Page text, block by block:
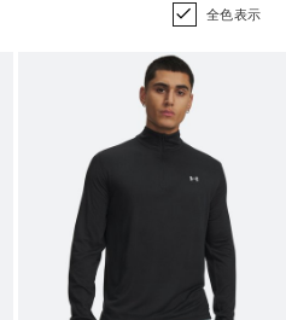
全色表示